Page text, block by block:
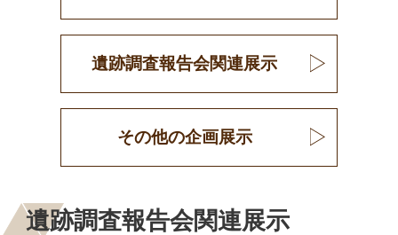
遺跡調査報告会関連展示
その他の企画展示
遺跡調査報告会関連展示